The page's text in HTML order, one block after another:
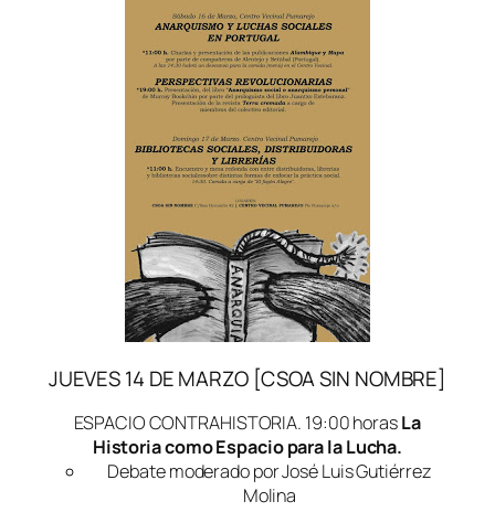
JUEVES 14 DE MARZO [CSOA SIN NOMBRE]
ESPACIO CONTRAHISTORIA. 19:00 horasLa
Historia como Espacio para la Lucha.
Debate moderado por José Luis Gutiérrez
Molina